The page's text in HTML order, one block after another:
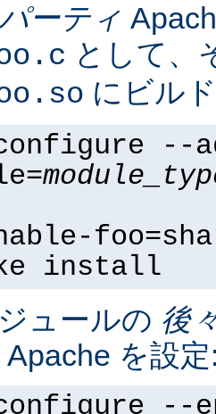
ーティ
として、
にビル
--
install
ュールの 後
を設
--